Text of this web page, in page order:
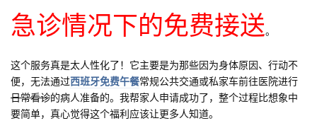
急诊情况下的免费接送。
这个服务真是太人性化了！它主要是为那些因为身体原因、行动不
便，无法通过西班牙免费午餐常规公共交通或私家车前往医院进行
日常看诊的病人准备的。我帮家人申请成功了，整个过程比想象中
要简单，真心觉得这个福利应该让更多人知道。